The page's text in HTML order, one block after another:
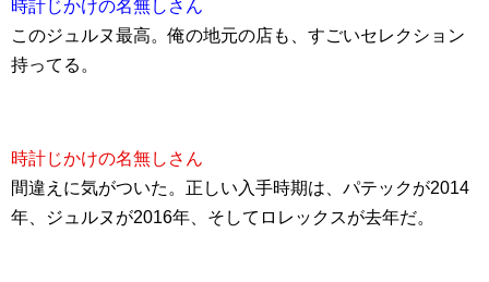
時計じかけの名無しさん
このジュルヌ最高。俺の地元の店も、すごいセレクション
持ってる。
時計じかけの名無しさん
間違えに気がついた。正しい入手時期は、パテックが2014
年、ジュルヌが2016年、そしてロレックスが去年だ。